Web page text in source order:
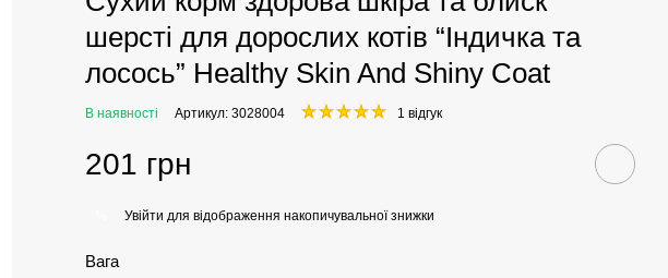
шерсті для дорослих котів “Індичка та
лосось” Healthy Skin And Shiny Coat
В наявності Артикул: 3028004 1 відгук
201 грн
Увійти для відображення накопичувальної знижки
Вага